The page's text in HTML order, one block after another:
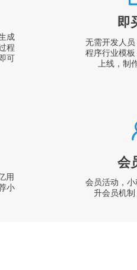
成
程
可
即
无需开发人
程序行业模
上线，制
用
小
会
会员活动，
升会员机